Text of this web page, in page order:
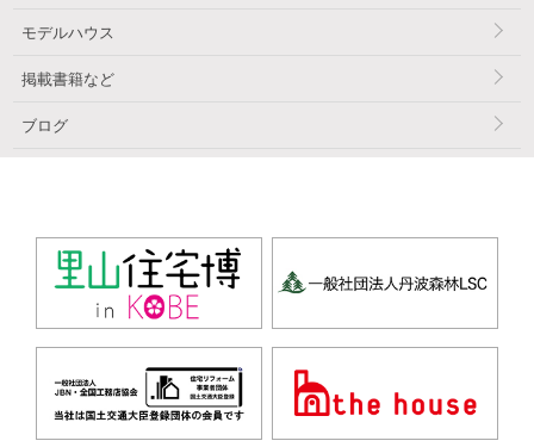
モデルハウス
掲載書籍など
ブログ